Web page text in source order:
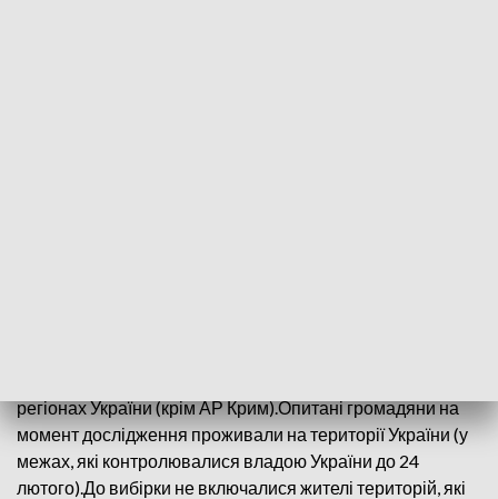
регіонах України (крім АР Крим).Опитані громадяни на
момент дослідження проживали на території України (у
межах, які контролювалися владою України до 24
лютого).До вибірки не включалися жителі територій, які